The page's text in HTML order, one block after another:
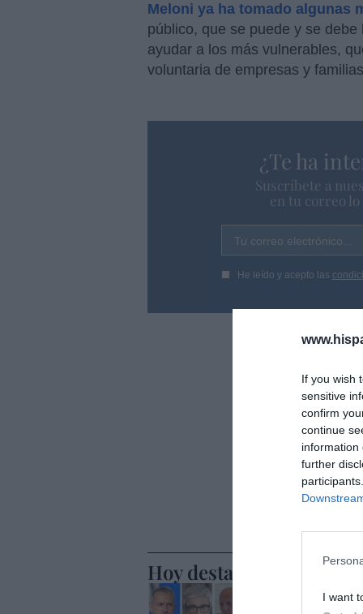
If you wish
sensitive
confirm
continue
information
further
I want
Meloni ya ha tomado algunas
público, que se puede y se
ayudar a los más vulnerables,
voluntaria de empresas y
¿Te ha
Suscríbete a
en tu correo lo
Tu correo electrónico...
He leído y acepto las
Hoy destacamos